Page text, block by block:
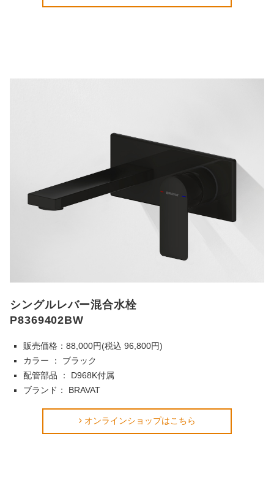
シングルレバー混合水栓
P8369402BW
販売価格：88,000円(税込 96,800円)
カラー ： ブラック
配管部品 ： D968K付属
ブランド： BRAVAT
オンラインショップはこちら